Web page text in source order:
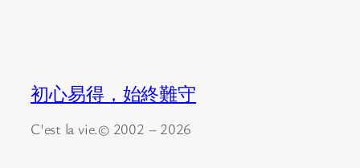
初心易得，始終難守
C'est la vie.© 2002 – 2026